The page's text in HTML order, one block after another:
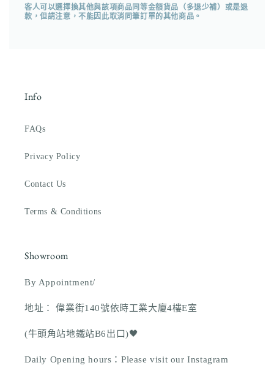
客人可以選擇換其他與該項商品同等金額貨品（多退少補）或是退
款，但請注意，不能因此取消同筆訂單的其他商品。
Info
FAQs
Privacy Policy
Contact Us
Terms & Conditions
Showroom
By Appointment/
地址： 偉業街140號依時工業大廈4樓E室
(牛頭角站地鐵站B6出口)🖤
Daily Opening hours：Please visit our Instagram